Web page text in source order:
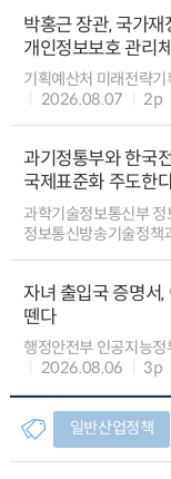
박홍근 장관, 국가
개인정보보호 관리
기획예산처 미래전략
2026.08.07
2p
과기정통부와 한국
국제표준화 주도한
과학기술정보통신부
정보통신방송기술정책
자녀 출입국 증명서,
뗀다
행정안전부 인공지능
2026.08.06
3p
일반산업정책